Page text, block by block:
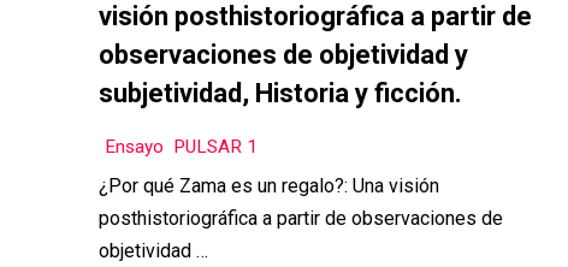
visión posthistoriográfica a partir de
observaciones de objetividad y
subjetividad, Historia y ficción.
Ensayo PULSAR 1
¿Por qué Zama es un regalo?: Una visión
posthistoriográfica a partir de observaciones de
objetividad …